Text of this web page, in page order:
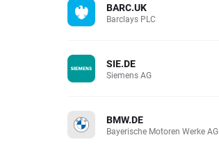
BARC.UK
Barclays PLC
SIE.DE
Siemens AG
BMW.DE
Bayerische Motoren Werke AG